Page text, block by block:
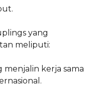
yang
meliputi:
menjalin kerja sama